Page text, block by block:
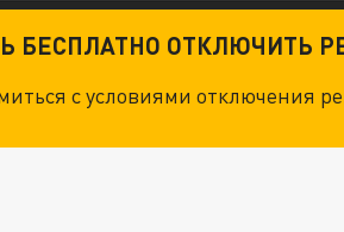
БЕСПЛАТНО ОТКЛЮЧИТЬ
с условиями отключения